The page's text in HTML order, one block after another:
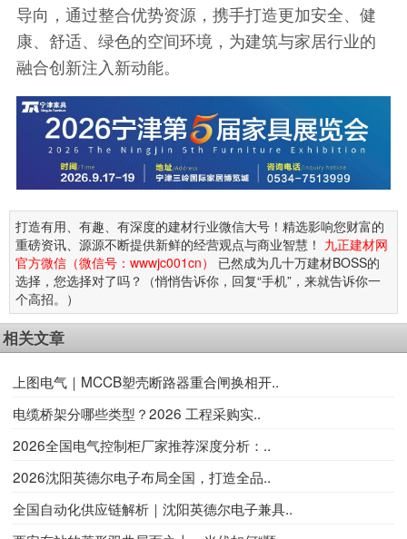
导向，通过整合优势资源，携手打造更加安全、健
康、舒适、绿色的空间环境，为建筑与家居行业的
融合创新注入新动能。
打造有用、有趣、有深度的建材行业微信大号！精选影响您财富的
重磅资讯、源源不断提供新鲜的经营观点与商业智慧！ 九正建材网
官方微信（微信号：wwwjc001cn）
已然成为几十万建材BOSS的
选择，您选择对了吗？（悄悄告诉你，回复“手机”，来就告诉你一
个高招。）
相关文章
上图电气｜MCCB塑壳断路器重合闸换相开..
电缆桥架分哪些类型？2026 工程采购实..
2026全国电气控制柜厂家推荐深度分析：..
2026沈阳英德尔电子布局全国，打造全品..
全国自动化供应链解析｜沈阳英德尔电子兼具..